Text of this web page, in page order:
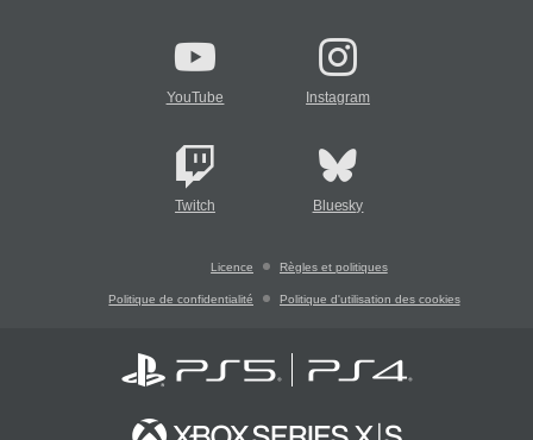
YouTube Instagram
Twitch Bluesky
Licence Règles et politiques
Politique de confidentialité Politique d'utilisation des cookies